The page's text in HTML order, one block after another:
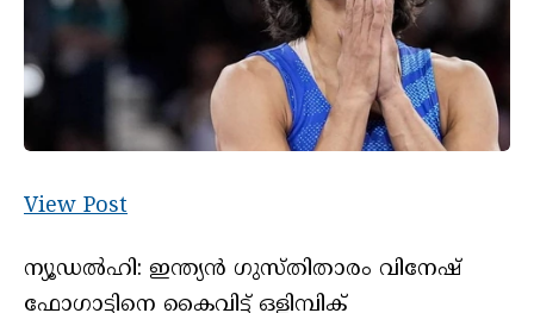
View Post
ന്യൂഡല്‍ഹി: ഇന്ത്യന്‍ ഗുസ്തിതാരം വിനേഷ്
ഫോഗാട്ടിനെ കൈവിട്ട് ഒളിമ്പിക്